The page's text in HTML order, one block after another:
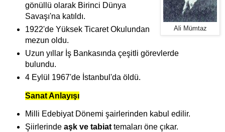
Ali Mümtaz
gönüllü olarak Birinci Dünya
Savaşı'na katıldı.
1922'de Yüksek Ticaret Okulundan
mezun oldu.
Uzun yıllar İş Bankasında çeşitli görevlerde
bulundu.
4 Eylül 1967'de İstanbul'da öldü.
Sanat Anlayışı
Milli Edebiyat Dönemi şairlerinden kabul edilir.
Şiirlerinde aşk ve tabiattemaları öne çıkar.